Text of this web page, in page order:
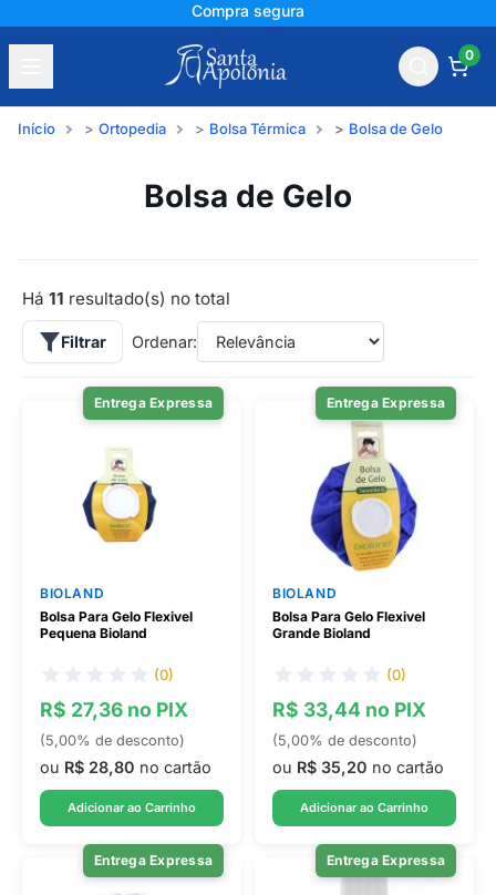
Compra segura
0
Início Ortopedia Bolsa Térmica Bolsa de Gelo
Bolsa de Gelo
Há 11 resultado(s) no total
Filtrar Ordenar:
Entrega Expressa
BIOLAND
Bolsa Para Gelo Flexivel
Pequena Bioland
(0)
R$ 27,36 no PIX
(5,00% de desconto)
ou R$ 28,80 no cartão
Adicionar ao Carrinho
Entrega Expressa
BIOLAND
Bolsa Para Gelo Flexivel
Grande Bioland
(0)
R$ 33,44 no PIX
(5,00% de desconto)
ou R$ 35,20 no cartão
Adicionar ao Carrinho
Entrega Expressa Entrega Expressa